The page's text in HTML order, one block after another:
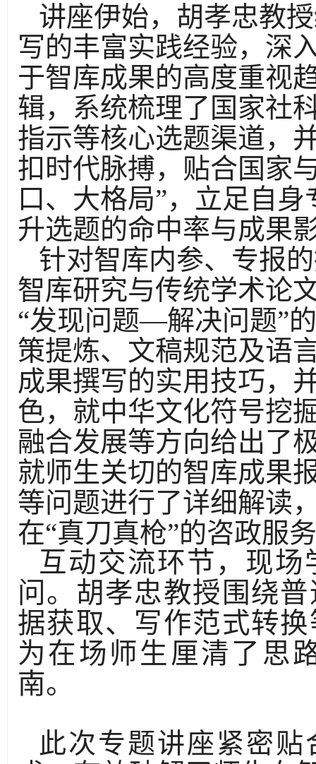
讲座伊始，胡孝忠教
写的丰富实践经验，深
于智库成果的高度重视
辑，系统梳理了国家社
指示等核心选题渠道，
扣时代脉搏，贴合国家
口、大格局”，立足自
升选题的命中率与成果
针对智库内参、专报
智库研究与传统学术论
“发现问题—解决问题”
策提炼、文稿规范及语
成果撰写的实用技巧，
色，就中华文化符号挖
融合发展等方向给出了
就师生关切的智库成果
等问题进行了详细解读
在“真刀真枪”的咨政服
互动交流环节，现
问。胡孝忠教授围绕
据获取、写作范式转
为在场师生厘清了思
南。
此次专题讲座紧密